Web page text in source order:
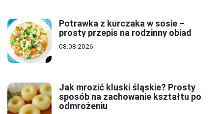
Potrawka z kurczaka w sosie –
prosty przepis na rodzinny obiad
08.08.2026
Jak mrozić kluski śląskie? Prosty
sposób na zachowanie kształtu po
odmrożeniu